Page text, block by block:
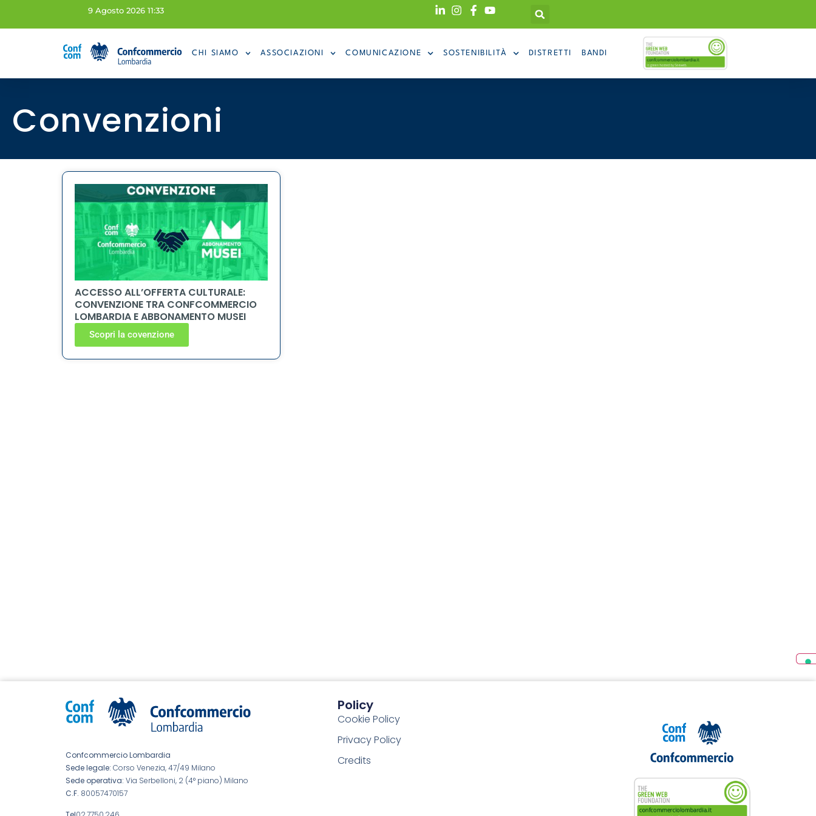
9 Agosto 2026 11:33
CHI SIAMO ASSOCIAZIONI COMUNICAZIONE SOSTENIBILITÀ DISTRETTI BANDI
Convenzioni
ACCESSO ALL’OFFERTA CULTURALE:
CONVENZIONE TRA CONFCOMMERCIO
LOMBARDIA E ABBONAMENTO MUSEI
Scopri la covenzione
Confcommercio Lombardia
Sede legale: Corso Venezia, 47/49 Milano
Sede operativa: Via Serbelloni, 2 (4° piano) Milano
C.F. 80057470157
Policy
Cookie Policy
Privacy Policy
Credits